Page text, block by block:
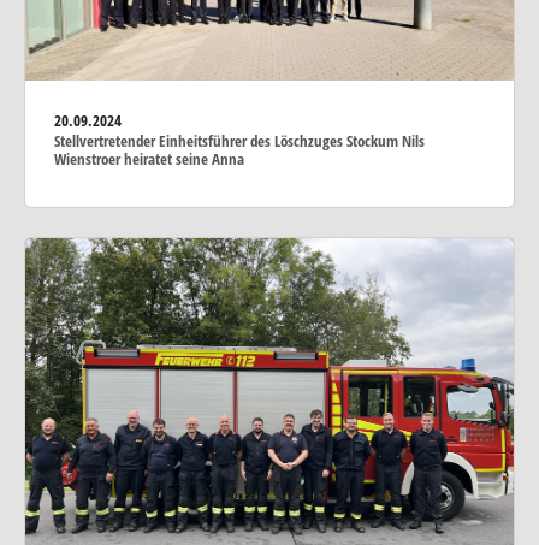
20.09.2024
Stellvertretender Einheitsführer des Löschzuges Stockum Nils
Wienstroer heiratet seine Anna